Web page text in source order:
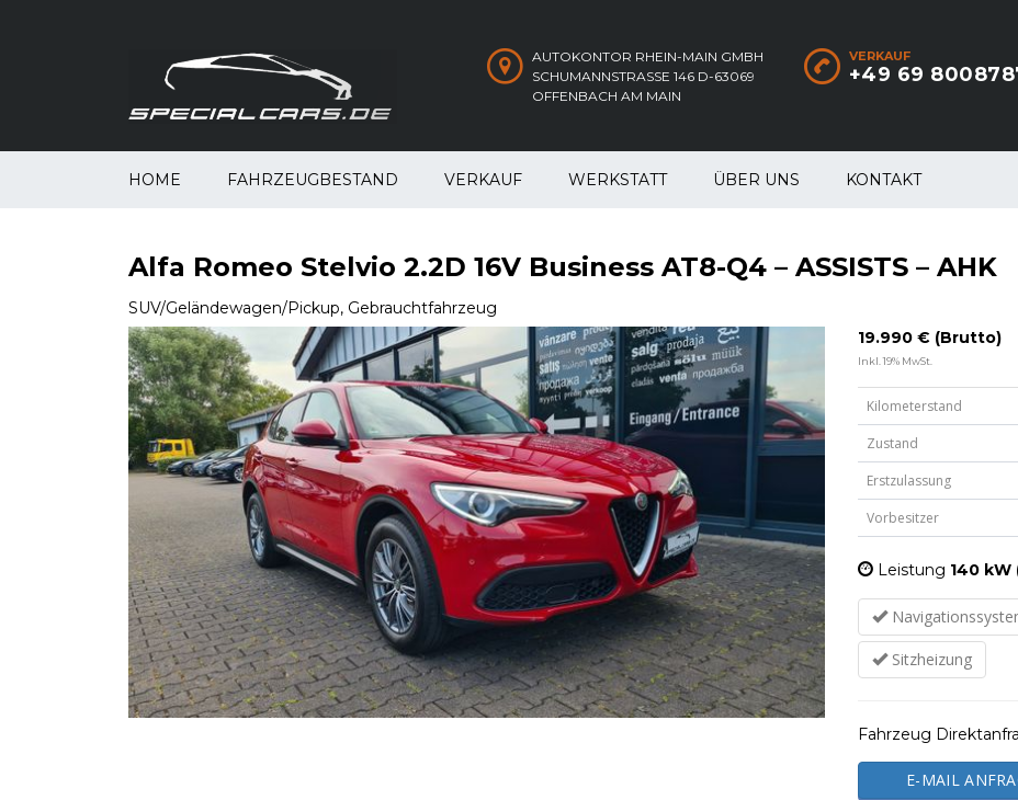
VERKAUF
+49 69
AUTOKONTOR RHEIN-MAIN GMBH
SCHUMANNSTRASSE 146 D-63069
OFFENBACH AM MAIN
HOME FAHRZEUGBESTAND VERKAUF WERKSTATT ÜBER UNS KONTAKT
Alfa Romeo Stelvio 2.2D 16V Business AT8-Q4 – ASSISTS – AHK
SUV/Geländewagen/Pickup, Gebrauchtfahrzeug
19.990 € (Brutto)
Inkl. 19% MwSt.
Kilometerstand
Zustand
Erstzulassung
Vorbesitzer
Leistung 140 kW
Sitzheizung
Fahrzeug
E-MAIL